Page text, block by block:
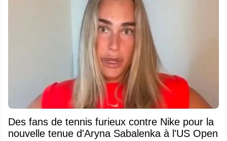
Des fans de tennis furieux contre Nike pour la
nouvelle tenue d'Aryna Sabalenka à l'US Open